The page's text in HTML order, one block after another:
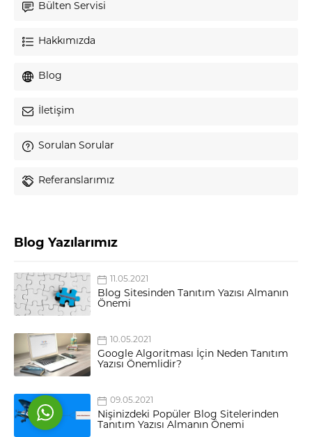
Bülten Servisi
Hakkımızda
Blog
İletişim
Sorulan Sorular
Referanslarımız
Blog Yazılarımız
11.05.2021
Blog Sitesinden Tanıtım Yazısı Almanın
Önemi
10.05.2021
Google Algoritması İçin Neden Tanıtım
Yazısı Önemlidir?
09.05.2021
Nişinizdeki Popüler Blog Sitelerinden
Tanıtım Yazısı Almanın Önemi
Cevap Yaz